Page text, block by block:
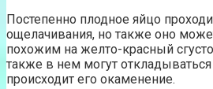
Постепенно плодное яйцо
ощелачивания, но также оно
похожим на желто-красный
также в нем могут
происходит его окаменение.